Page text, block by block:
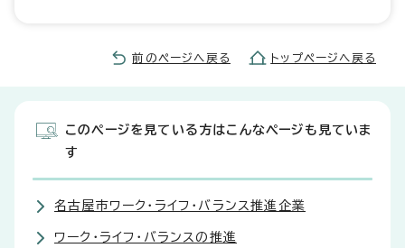
前のページへ戻る トップページへ戻る
このページを見ている方はこんなページも見ていま
す
名古屋市ワーク・ライフ・バランス推進企業
ワーク・ライフ・バランスの推進